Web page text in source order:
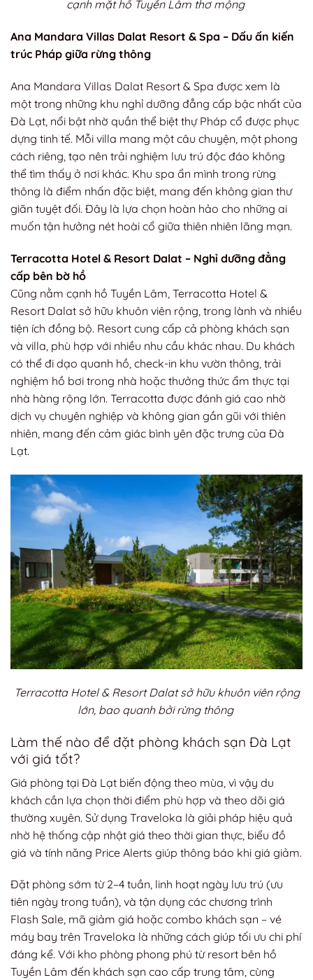
cạnh mặt hồ Tuyền Lâm thơ mộng
Ana Mandara Villas Dalat Resort & Spa – Dấu ấn kiến
trúc Pháp giữa rừng thông
Ana Mandara Villas Dalat Resort & Spa được xem là
một trong những khu nghỉ dưỡng đẳng cấp bậc nhất của
Đà Lạt, nổi bật nhờ quần thể biệt thự Pháp cổ được phục
dựng tinh tế. Mỗi villa mang một câu chuyện, một phong
cách riêng, tạo nên trải nghiệm lưu trú độc đáo không
thể tìm thấy ở nơi khác. Khu spa ẩn mình trong rừng
thông là điểm nhấn đặc biệt, mang đến không gian thư
giãn tuyệt đối. Đây là lựa chọn hoàn hảo cho những ai
muốn tận hưởng nét hoài cổ giữa thiên nhiên lãng mạn.
Terracotta Hotel & Resort Dalat – Nghỉ dưỡng đẳng
cấp bên bờ hồ
Cũng nằm cạnh hồ Tuyền Lâm, Terracotta Hotel &
Resort Dalat sở hữu khuôn viên rộng, trong lành và nhiều
tiện ích đồng bộ. Resort cung cấp cả phòng khách sạn
và villa, phù hợp với nhiều nhu cầu khác nhau. Du khách
có thể đi dạo quanh hồ, check-in khu vườn thông, trải
nghiệm hồ bơi trong nhà hoặc thưởng thức ẩm thực tại
nhà hàng rộng lớn. Terracotta được đánh giá cao nhờ
dịch vụ chuyên nghiệp và không gian gần gũi với thiên
nhiên, mang đến cảm giác bình yên đặc trưng của Đà
Lạt.
Terracotta Hotel & Resort Dalat sở hữu khuôn viên rộng
lớn, bao quanh bởi rừng thông
Làm thế nào để đặt phòng khách sạn Đà Lạt
với giá tốt?
Giá phòng tại Đà Lạt biến động theo mùa, vì vậy du
khách cần lựa chọn thời điểm phù hợp và theo dõi giá
thường xuyên. Sử dụng Traveloka là giải pháp hiệu quả
nhờ hệ thống cập nhật giá theo thời gian thực, biểu đồ
giá và tính năng Price Alerts giúp thông báo khi giá giảm.
Đặt phòng sớm từ 2–4 tuần, linh hoạt ngày lưu trú (ưu
tiên ngày trong tuần), và tận dụng các chương trình
Flash Sale, mã giảm giá hoặc combo khách sạn – vé
máy bay trên Traveloka là những cách giúp tối ưu chi phí
đáng kể. Với kho phòng phong phú từ resort bên hồ
Tuyền Lâm đến khách sạn cao cấp trung tâm, cùng